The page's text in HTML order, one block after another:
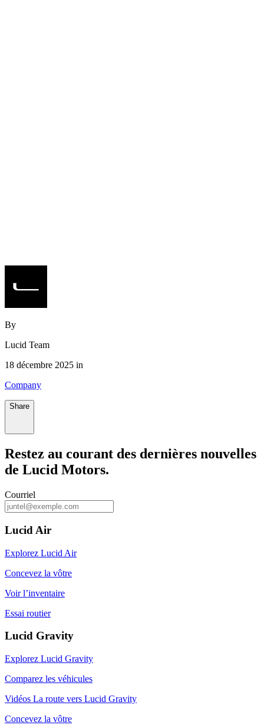
By
Lucid Team
18 décembre 2025 in
Company
Share
Restez au courant des dernières nouvelles
de Lucid Motors.
Courriel
Lucid Air
Explorez Lucid Air
Concevez la vôtre
Voir l’inventaire
Essai routier
Lucid Gravity
Explorez Lucid Gravity
Comparez les véhicules
Vidéos La route vers Lucid Gravity
Concevez la vôtre